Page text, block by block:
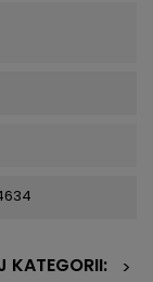
KATEGORII:
>